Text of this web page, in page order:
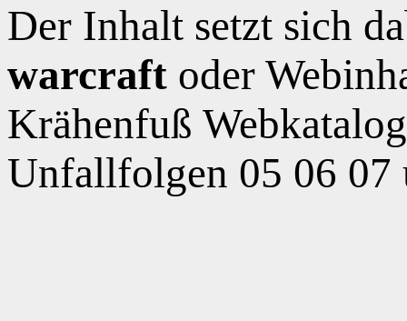
Der Inhalt setzt sich
warcraft oder
Krähenfuß
Unfallfolgen 05 06 07